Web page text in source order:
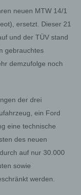
neuen MTW 14/1
ersetzt. Dieser 21
und der TÜV stand
gebrauchtes
demzufolge noch
der drei
ein Ford
eine technische
des neuen
auf nur 30.000
sowie
werden.